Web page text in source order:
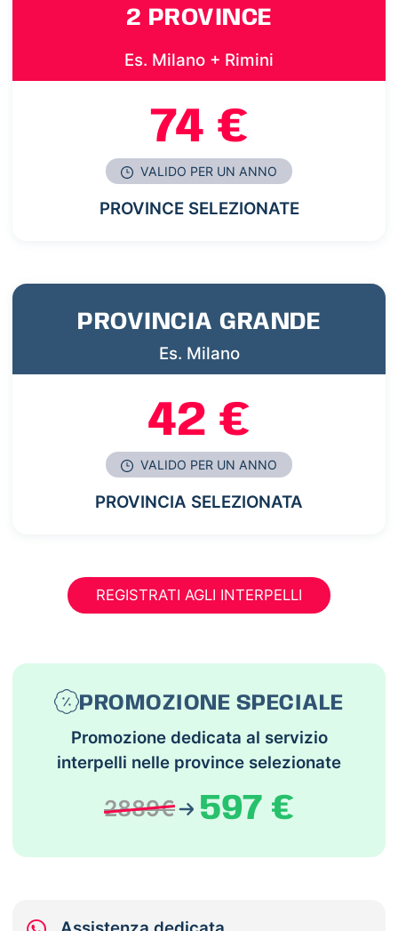
2 PROVINCE
Es. Milano + Rimini
74 €
VALIDO PER UN ANNO
PROVINCE SELEZIONATE
PROVINCIA GRANDE
Es. Milano
42 €
VALIDO PER UN ANNO
PROVINCIA SELEZIONATA
REGISTRATI AGLI INTERPELLI
PROMOZIONE SPECIALE
Promozione dedicata al servizio
interpelli nelle province selezionate
2889€ 597 €